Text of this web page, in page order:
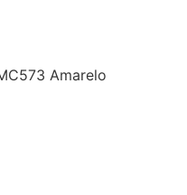
Amarelo